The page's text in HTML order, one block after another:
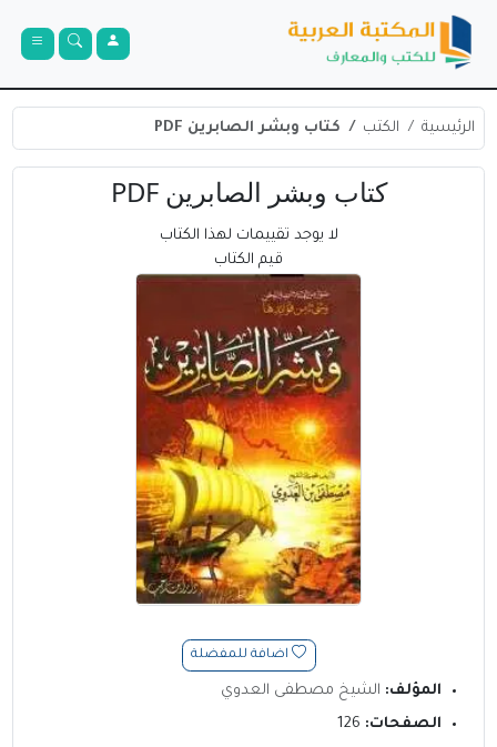
الرئيسية الكتب كتاب وبشر الصابرين PDF
كتاب وبشر الصابرين PDF
لا يوجد تقييمات لهذا الكتاب
قيم الكتاب
اضافة للمفضلة
المؤلف: الشيخ مصطفى العدوي
الصفحات: